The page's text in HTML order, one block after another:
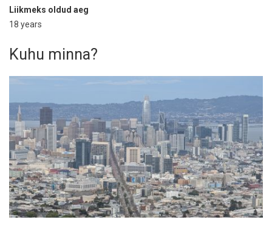
Liikmeks oldud aeg
18 years
Kuhu minna?